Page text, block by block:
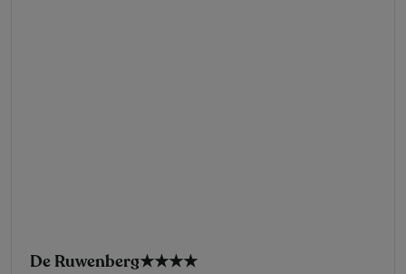
De Ruwenberg★★★★